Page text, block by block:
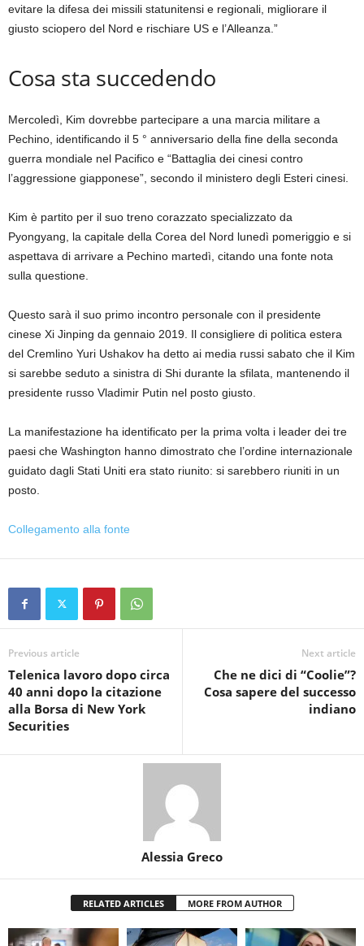
evitare la difesa dei missili statunitensi e regionali, migliorare il
giusto sciopero del Nord e rischiare US e l’Alleanza.”
Cosa sta succedendo
Mercoledì, Kim dovrebbe partecipare a una marcia militare a
Pechino, identificando il 5 ° anniversario della fine della seconda
guerra mondiale nel Pacifico e “Battaglia dei cinesi contro
l’aggressione giapponese”, secondo il ministero degli Esteri cinesi.
Kim è partito per il suo treno corazzato specializzato da
Pyongyang, la capitale della Corea del Nord lunedì pomeriggio e si
aspettava di arrivare a Pechino martedì, citando una fonte nota
sulla questione.
Questo sarà il suo primo incontro personale con il presidente
cinese Xi Jinping da gennaio 2019. Il consigliere di politica estera
del Cremlino Yuri Ushakov ha detto ai media russi sabato che il Kim
si sarebbe seduto a sinistra di Shi durante la sfilata, mantenendo il
presidente russo Vladimir Putin nel posto giusto.
La manifestazione ha identificato per la prima volta i leader dei tre
paesi che Washington hanno dimostrato che l’ordine internazionale
guidato dagli Stati Uniti era stato riunito: si sarebbero riuniti in un
posto.
Collegamento alla fonte
Previous article
Telenica lavoro dopo circa
40 anni dopo la citazione
alla Borsa di New York
Securities
Next article
Che ne dici di “Coolie”?
Cosa sapere del successo
indiano
Alessia Greco
RELATED ARTICLES MORE FROM AUTHOR